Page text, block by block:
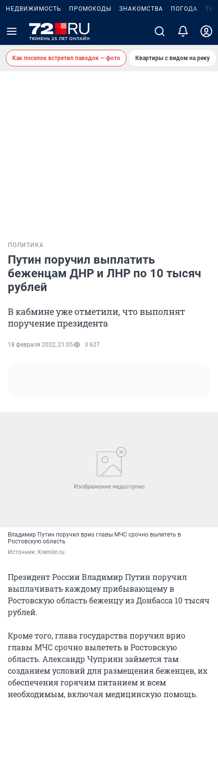
НЕДВИЖИМОСТЬ ПРОМОКОДЫ ЗНАКОМСТВА ПОГОДА
Как поселок встретил паводок — фото Квартиры с видом на реку
ПОЛИТИКА
Путин поручил выплатить
беженцам ДНР и ЛНР по 10 тысяч
рублей
В кабмине уже отметили, что выполнят
поручение президента
18 февраля 2022, 21:05 3 627
Владимир Путин поручил врио главы МЧС срочно вылететь в
Ростовскую область
Источник: Kremlin.ru
Президент России Владимир Путин поручил
выплачивать каждому прибывающему в
Ростовскую область беженцу из Донбасса 10 тысяч
рублей.
Кроме того, глава государства поручил врио
главы МЧС срочно вылететь в Ростовскую
область. Александр Чуприян займется там
созданием условий для размещения беженцев, их
обеспечения горячим питанием и всем
необходимым, включая медицинскую помощь.